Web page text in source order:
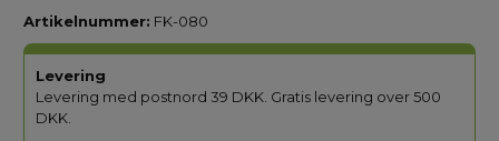
Artikelnummer: FK-080
Levering
Levering med postnord 39 DKK. Gratis levering over 500
DKK.